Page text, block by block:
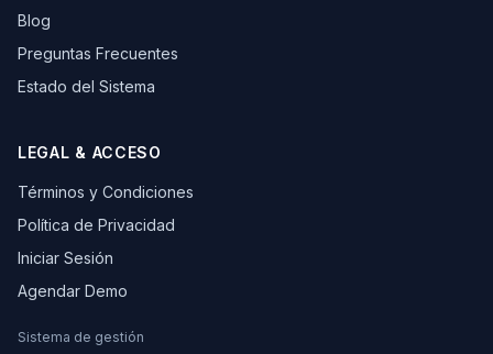
Blog
Preguntas Frecuentes
Estado del Sistema
LEGAL & ACCESO
Términos y Condiciones
Política de Privacidad
Iniciar Sesión
Agendar Demo
Sistema de gestión